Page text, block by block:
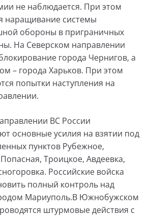
не наблюдается. При этом
наращивание системы
обороны в приграничных
На Северском направлении
города Чернигов, а
– города Харьков. При этом
попытки наступления на
ВС России
основные усилия на взятии под
пунктов Рубежное,
Троицкое, Авдеевка,
Российские войска
полный контроль над
Мариуполь.В Южнобужском
штурмовые действия с